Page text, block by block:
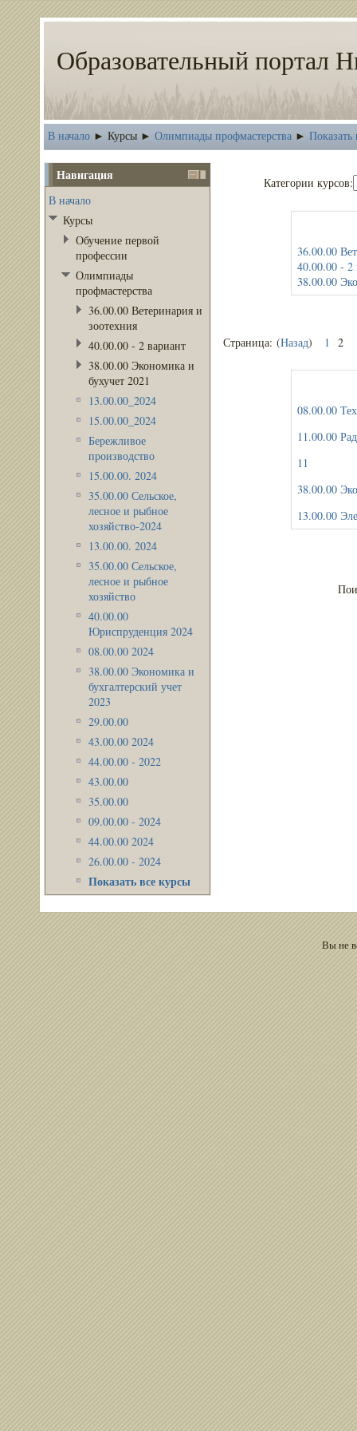
Образовательный портал
В начало ► Курсы ► Олимпиады профмастерства ► Показать
Категории курсов:
36.00.00
40.00.00 - 2
38.00.00
Страница: (Назад) 1 2
08.00.00
11
38.00.00
13.00.00
Навигация
В начало
Курсы
Обучение первой
профессии
Олимпиады
профмастерства
36.00.00 Ветеринария и
зоотехния
40.00.00 - 2 вариант
38.00.00 Экономика и
бухучет 2021
13.00.00_2024
15.00.00_2024
Бережливое
производство
15.00.00. 2024
35.00.00 Сельское,
лесное и рыбное
хозяйство-2024
13.00.00. 2024
35.00.00 Сельское,
лесное и рыбное
хозяйство
40.00.00
Юриспруденция 2024
08.00.00 2024
38.00.00 Экономика и
бухгалтерский учет
2023
29.00.00
43.00.00 2024
44.00.00 - 2022
43.00.00
35.00.00
09.00.00 - 2024
44.00.00 2024
26.00.00 - 2024
Показать все курсы
Вы не